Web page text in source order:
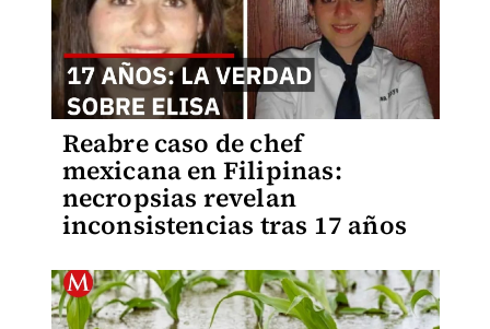
Reabre caso de chef
mexicana en Filipinas:
necropsias revelan
inconsistencias tras 17 años